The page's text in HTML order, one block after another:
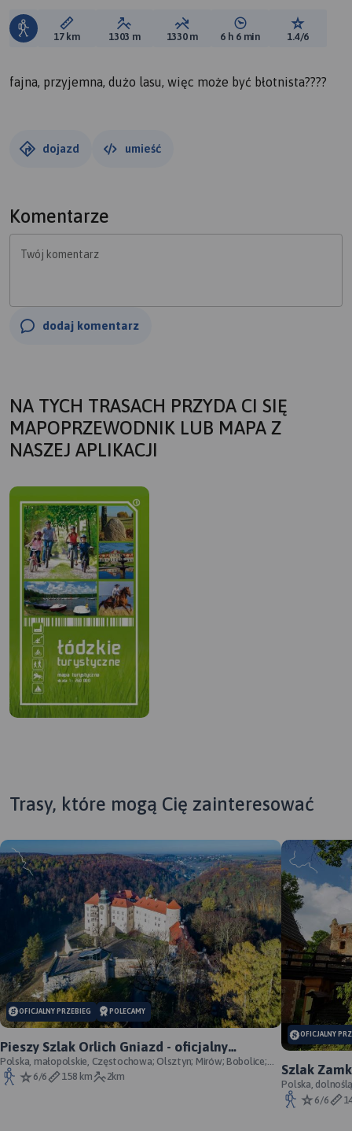
Długość trasy:
17 km Suma przewyższeń:
1303 m Suma spadków:
1330 m Średni czas potrzebny
6 h 6 min Ocena
1.4/6
fajna, przyjemna, dużo lasu, więc może być błotnista????
dojazd umieść
Komentarze
Twój komentarz
dodaj komentarz
NA TYCH TRASACH PRZYDA CI SIĘ
MAPOPRZEWODNIK LUB MAPA Z
NASZEJ APLIKACJI
MAPA TURYSTYCZNA W
APLIKACJI TRASEO
Mapa województwa
łódzkiego, na której
zaznaczono miejscowości,
Trasy, które mogą Cię zainteresować
OFICJALNY PRZEBIEG POLECAMY
Pieszy Szlak Orlich Gniazd - oficjalny
przebieg szlaku
Polska, małopolskie, Częstochowa; Olsztyn; Mirów; Bobolice;
Morsko; Ogrodzieniec; Pilica; Smoleń; By
6/6 158 km 2km
OFICJALNY
Szlak
przebieg
Polska,
Śląskie, powiat
6/6